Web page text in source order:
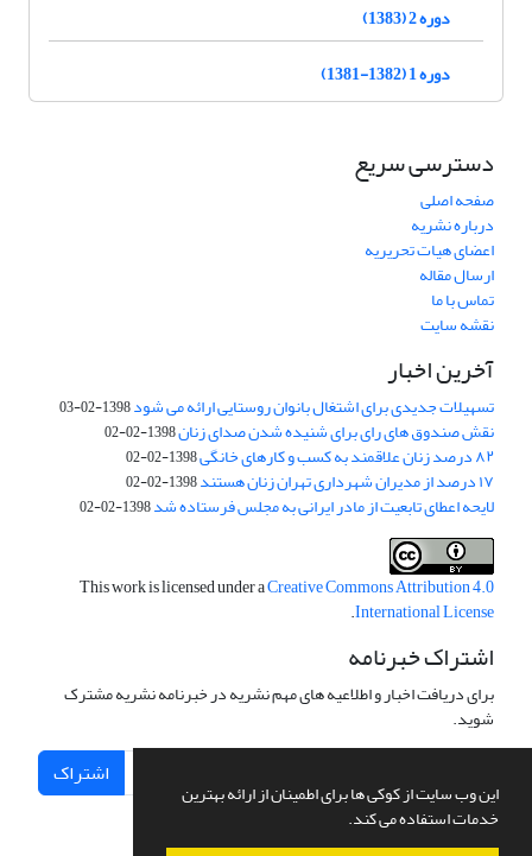
این وب سایت از کوکی ها برای اطمینان از ارائه بهترین
خدمات استفاده می کند.
دوره 2 (1383)
دوره 1 (1382-1381)
دسترسی سریع
صفحه اصلی
درباره نشریه
اعضای هیات تحریریه
ارسال مقاله
تماس با ما
نقشه سایت
آخرین اخبار
تسهیلات جدیدی برای اشتغال بانوان روستایی ارائه می شود1398-02-03
نقش صندوق های رای برای شنیده شدن صدای زنان1398-02-02
۸۲ درصد زنان علاقمند به کسب و کارهای خانگی 1398-02-02
۱۷ درصد از مدیران شهرداری تهران زنان هستند 1398-02-02
لایحه اعطای تابعیت از مادر ایرانی به مجلس فرستاده شد1398-02-02
This work is licensed under aCreative Commons Attribution 4.0
International License
.
اشتراک خبرنامه
برای دریافت اخبار و اطلاعیه های مهم نشریه در خبرنامه نشریه مشترک
شوید.
اشتراک